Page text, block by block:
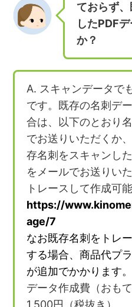
ておらず
したPDF
か？
A. スキャンデータで
です。既存の名刺デ
合は、以下のとおり
でお送りいただくか
存名刺をスキャンし
をメールでお送りい
トレースして作成可能
https://
age/7
なお既存名刺をトレ
する場合、商品代プ
が追加でかかります。
データ作成費（おもて
1,500円（税抜き）